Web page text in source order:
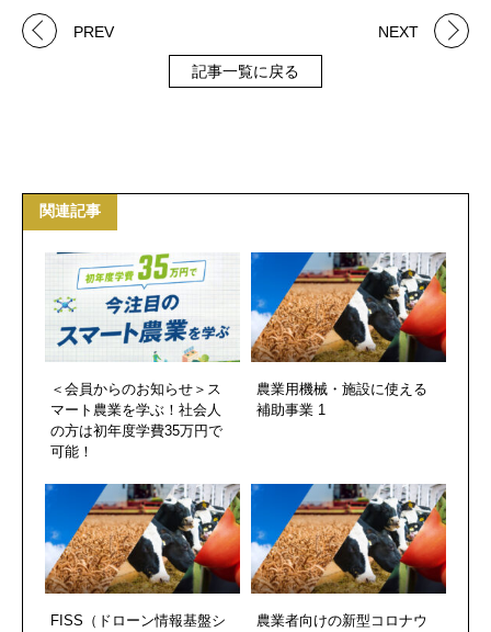
PREV
記事一覧に戻る
NEXT
関連記事
＜会員からのお知らせ＞ス
マート農業を学ぶ！社会人
の方は初年度学費35万円で
可能！
農業用機械・施設に使える
補助事業 1
FISS（ドローン情報基盤シ
農業者向けの新型コロナウ